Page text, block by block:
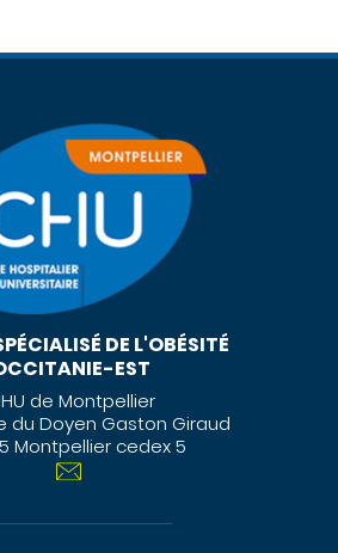
DE L'OBÉSITÉ
EST
de Montpellier
du Doyen Gaston Giraud
Montpellier cedex 5